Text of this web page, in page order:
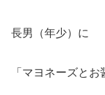
長男（年少）に
「マヨネーズとお